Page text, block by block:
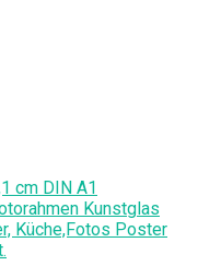
cm DIN A1
Kunstglas
Küche,Fotos Poster